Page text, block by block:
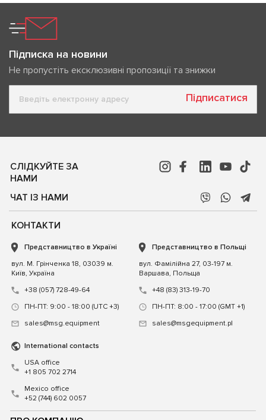
Підписка на новини
Не пропустіть ексклюзивні пропозиції та знижки
Підписатися
СЛІДКУЙТЕ ЗА
НАМИ
ЧАТ ІЗ НАМИ
КОНТАКТИ
Представництво в Україні
вул. М. Грінченка 18, 03039 м.
Київ, Україна
+38 (057) 728-49-64
ПН-ПТ: 9:00 - 18:00 (UTC +3)
sales@msg.equipment
Представництво в Польщі
вул. Фамілійна 27, 03-197 м.
Варшава, Польща
+48 (83) 313-19-70
ПН-ПТ: 8:00 - 17:00 (GMT +1)
sales@msgequipment.pl
International contacts
USA office
+1 805 702 2714
Mexico office
+52 (744) 602 0057